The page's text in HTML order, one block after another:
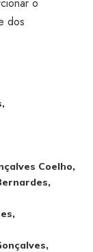
dos
Coelho